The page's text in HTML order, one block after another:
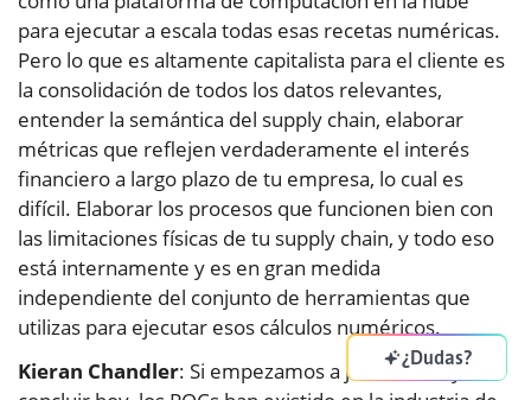
para ejecutar a escala todas esas recetas numéricas.
Pero lo que es altamente capitalista para el cliente es
la consolidación de todos los datos relevantes,
entender la semántica del supply chain, elaborar
métricas que reflejen verdaderamente el interés
financiero a largo plazo de tu empresa, lo cual es
difícil. Elaborar los procesos que funcionen bien con
las limitaciones físicas de tu supply chain, y todo eso
está internamente y es en gran medida
independiente del conjunto de herramientas que
utilizas para ejecutar esos cálculos numéricos.
Kieran Chandler: Si empezamos a juntar todo y a
¿Dudas?